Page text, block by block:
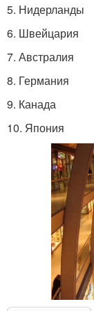
5. Нидерланды
6. Швейцария
7. Австралия
8. Германия
9. Канада
10. Япония